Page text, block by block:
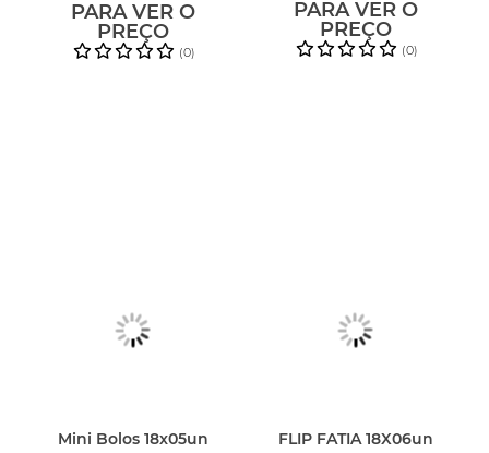
PARA VER O
PREÇO
(0)
PARA VER O
PREÇO
(0)
Mini Bolos 18x05un FLIP FATIA 18X06un